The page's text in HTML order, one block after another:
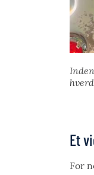
Et
For